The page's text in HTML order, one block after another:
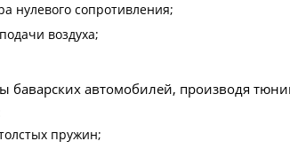
нулевого сопротивления;
воздуха;
баварских автомобилей, производя
пружин;